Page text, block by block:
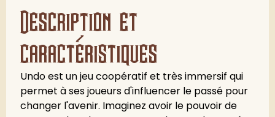
Description et
caractéristiques
Undo est un jeu coopératif et très immersif qui
permet à ses joueurs d'influencer le passé pour
changer l'avenir. Imaginez avoir le pouvoir de